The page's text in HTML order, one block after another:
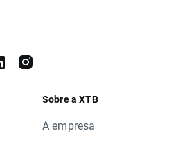
Sobre a XTB
A empresa